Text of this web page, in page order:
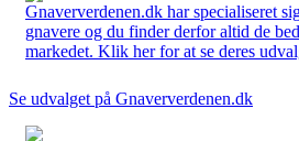
Gnaververdenen.dk har specialiseret
gnavere og du finder derfor altid de
markedet. Klik her for at se deres
Se udvalget på Gnaververdenen.dk